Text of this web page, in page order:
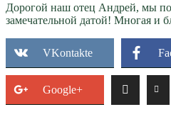
Дорогой наш отец Андрей, мы
замечательной датой! Многая и
VKontakte
Google+